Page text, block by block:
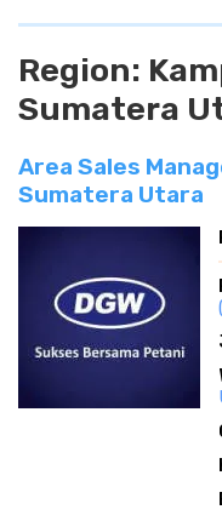
Region:
Sumatera
Area Sales
Sumatera Utara